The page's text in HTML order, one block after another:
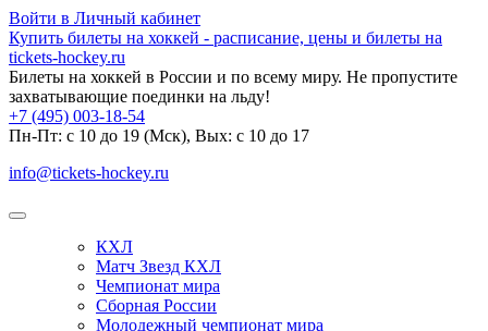
Войти в Личный кабинет
Купить билеты на хоккей - расписание, цены и билеты на
tickets-hockey.ru
Билеты на хоккей в России и по всему миру. Не пропустите
захватывающие поединки на льду!
+7 (495) 003-18-54
Пн-Пт: c 10 до 19 (Мск), Вых: с 10 до 17
info@tickets-hockey.ru
КХЛ
Матч Звезд КХЛ
Чемпионат мира
Сборная России
Молодежный чемпионат мира